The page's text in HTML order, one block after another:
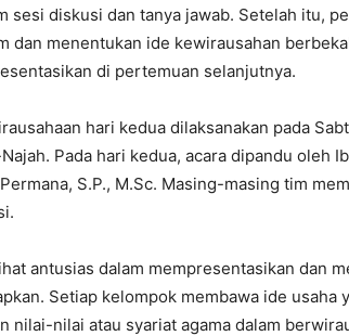
sesi diskusi dan tanya jawab. Setelah itu,
dan menentukan ide kewirausahan
di pertemuan selanjutnya.
hari kedua dilaksanakan pada
Pada hari kedua, acara dipandu oleh
S.P., M.Sc. Masing-masing tim
antusias dalam mempresentasikan dan
Setiap kelompok membawa ide usaha
nilai-nilai atau syariat agama dalam